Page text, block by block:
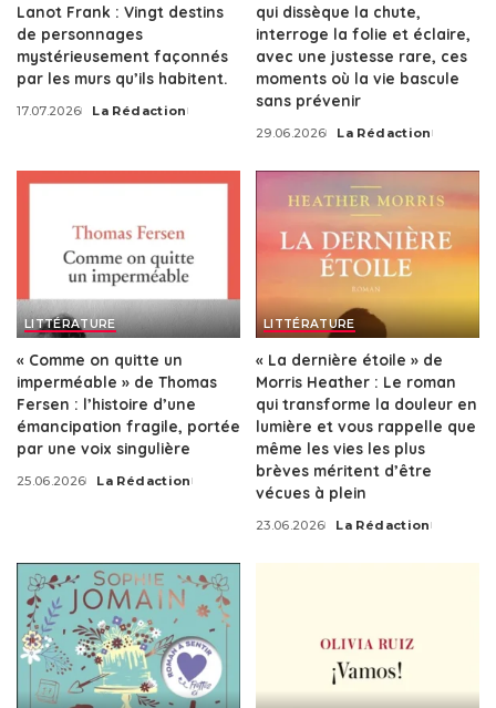
Lanot Frank : Vingt destins
de personnages
mystérieusement façonnés
par les murs qu’ils habitent.
17.07.2026
Posted
La Rédaction
qui dissèque la chute,
interroge la folie et éclaire,
avec une justesse rare, ces
moments où la vie bascule
sans prévenir
29.06.2026
Posted
La Rédaction
LITTÉRATURE
« Comme on quitte un
imperméable » de Thomas
Fersen : l’histoire d’une
émancipation fragile, portée
par une voix singulière
25.06.2026
Posted
La Rédaction
LITTÉRATURE
« La dernière étoile » de
Morris Heather : Le roman
qui transforme la douleur en
lumière et vous rappelle que
même les vies les plus
brèves méritent d’être
vécues à plein
23.06.2026
Posted
La Rédaction